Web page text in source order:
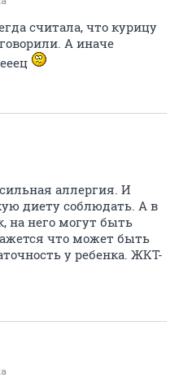
считала, что курицу
А иначе
аллергия. И
диету соблюдать. А в
на него могут быть
что может быть
у ребенка. ЖКТ-